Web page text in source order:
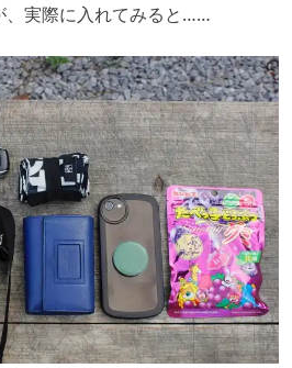
、実際に入れてみると……